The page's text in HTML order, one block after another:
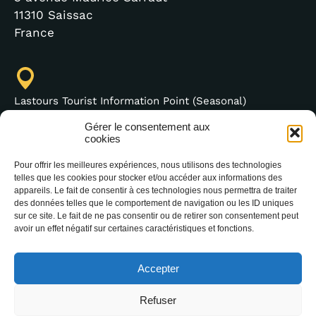
Gérer le consentement aux
cookies
Pour offrir les meilleures expériences, nous utilisons des technologies
telles que les cookies pour stocker et/ou accéder aux informations des
appareils. Le fait de consentir à ces technologies nous permettra de traiter
des données telles que le comportement de navigation ou les ID uniques
sur ce site. Le fait de ne pas consentir ou de retirer son consentement peut
avoir un effet négatif sur certaines caractéristiques et fonctions.
Accepter
Refuser
11310 Saissac
France
Lastours Tourist Information Point (Seasonal)
4 moulin bas,
11600 Lastours
(+33) 4 68 76 64 90